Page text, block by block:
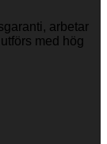
arbetar
med hög